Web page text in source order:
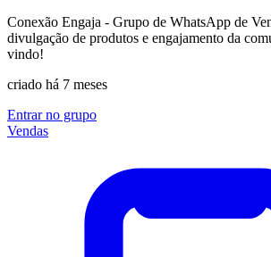
Conexão Engaja - Grupo de WhatsApp de
divulgação de produtos e engajamento da
vindo!
criado há 7 meses
Entrar no grupo
Vendas